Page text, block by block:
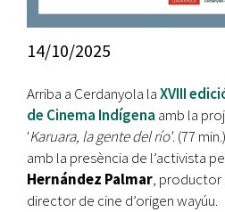
14/10/2025
Arriba a Cerdanyola laXVIII
de Cinema Indígena amb la
'Karuara, la gente del río'. (77
amb la presència de l’activista
Hernández Palmar, productor
director de cine d’origen wayúu.